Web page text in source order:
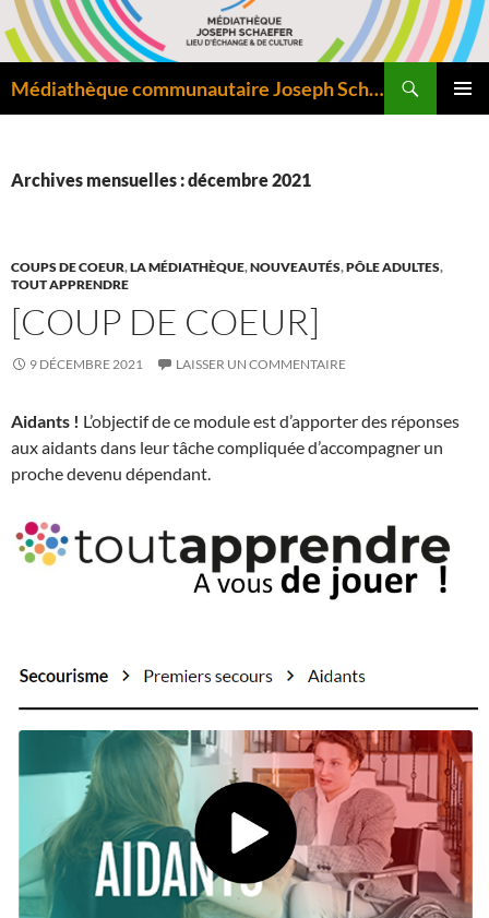
Aller
au
contenu
Médiathèque communautaire Joseph Schaefer de Bitche – Pôle départemental de lecture publique
Archives mensuelles : décembre 2021
COUPS DE COEUR,LA MÉDIATHÈQUE,NOUVEAUTÉS,PÔLE ADULTES,
TOUT APPRENDRE
[COUP DE COEUR]
9 DÉCEMBRE 2021 LAISSER UN COMMENTAIRE
Aidants ! L’objectif de ce module est d’apporter des réponses
aux aidants dans leur tâche compliquée d’accompagner un
proche devenu dépendant.